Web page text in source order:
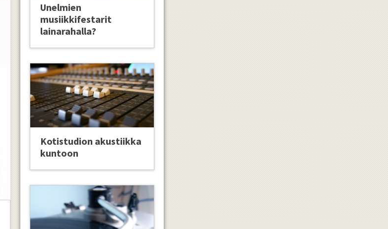
Unelmien
musiikkifestarit
lainarahalla?
Kotistudion akustiikka
kuntoon